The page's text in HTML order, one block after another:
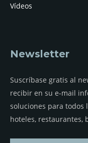
Vídeos
Newsletter
Suscríbase gratis al
recibir en su e-mail
soluciones para todos
hoteles, restaurantes,